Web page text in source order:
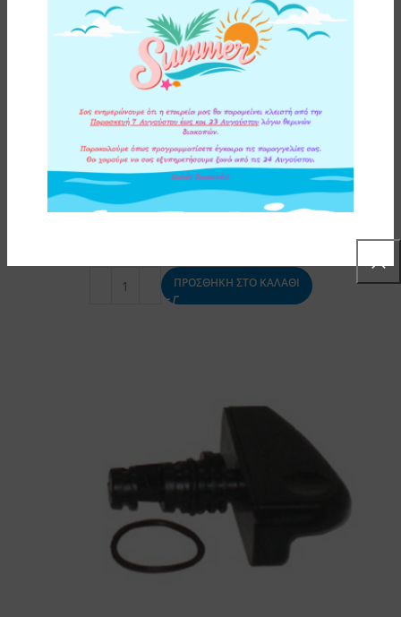
ΔΙΑΚΟΠΤΗΣ ΦΙΛΤΡΟΥ ΝΕΡΟΥ ΒΡΥΣΗΣ INSTAPURE
ΛΕΥΚΟΣ
ΠΡΟΣΘΗΚΗ ΣΤΟ ΚΑΛΑΘΙ